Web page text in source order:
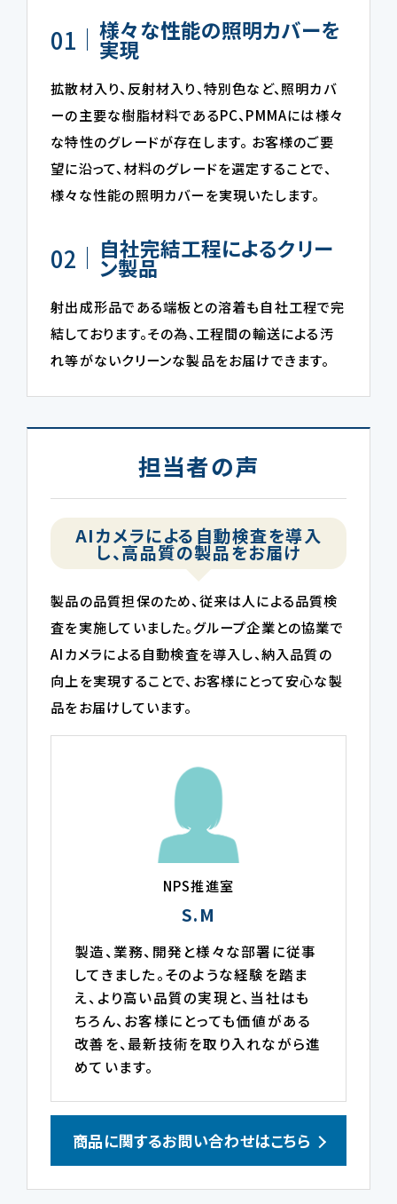
01 様々な性能の照明カバーを
実現
拡散材入り、反射材入り、特別色など、照明カバ
ーの主要な樹脂材料であるPC、PMMAには様々
な特性のグレードが存在します。 お客様のご要
望に沿って、材料のグレードを選定することで、
様々な性能の照明カバーを実現いたします。
02 自社完結工程によるクリー
ン製品
射出成形品である端板との溶着も自社工程で完
結しております。その為、工程間の輸送による汚
れ等がないクリーンな製品をお届けできます。
担当者の声
AIカメラによる自動検査を導入
し、高品質の製品をお届け
製品の品質担保のため、従来は人による品質検
査を実施していました。グループ企業との協業で
AIカメラによる自動検査を導入し、納入品質の
向上を実現することで、お客様にとって安心な製
品をお届けしています。
NPS推進室
S.M
製造、業務、開発と様々な部署に従事
してきました。そのような経験を踏ま
え、より高い品質の実現と、当社はも
ちろん、お客様にとっても価値がある
改善を、最新技術を取り入れながら進
めています。
商品に関するお問い合わせはこちら